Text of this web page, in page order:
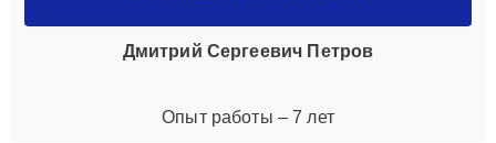
Дмитрий Сергеевич Петров
Опыт работы – 7 лет